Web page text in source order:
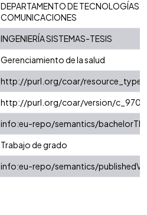
DEPARTAMENTO DE TECNOLOGÍAS
COMUNICACIONES
INGENIERÍA SISTEMAS-TESIS
Gerenciamiento de la salud
http://purl.org/coar/resource_type/
http://purl.org/coar/version/
info:eu-repo/semantics/
Trabajo de grado
info:eu-repo/semantics/